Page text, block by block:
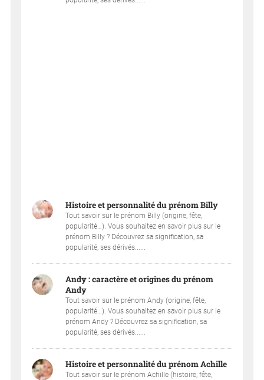
Histoire et personnalité du prénom Billy
Tout savoir sur le prénom Billy (origine, fête,
popularité…). Vous souhaitez en savoir plus sur le
prénom Billy ? Découvrez sa signification, sa
popularité, ses dérivés......
Andy : caractère et origines du prénom
Andy
Tout savoir sur le prénom Andy (origine, fête,
popularité…). Vous souhaitez en savoir plus sur le
prénom Andy ? Découvrez sa signification, sa
popularité, ses dérivés......
Histoire et personnalité du prénom Achille
Tout savoir sur le prénom Achille (histoire, fête,